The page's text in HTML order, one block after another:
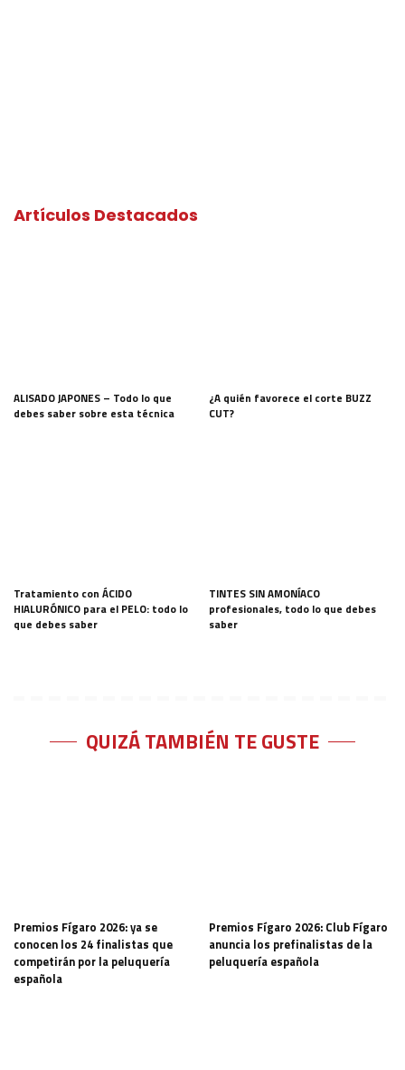
Artículos Destacados
ALISADO JAPONES – Todo lo que
debes saber sobre esta técnica
¿A quién favorece el corte BUZZ
CUT?
Tratamiento con ÁCIDO
HIALURÓNICO para el PELO: todo lo
que debes saber
TINTES SIN AMONÍACO
profesionales, todo lo que debes
saber
QUIZÁ TAMBIÉN TE GUSTE
Premios Fígaro 2026: ya se
conocen los 24 finalistas que
competirán por la peluquería
española
Premios Fígaro 2026: Club Fígaro
anuncia los prefinalistas de la
peluquería española